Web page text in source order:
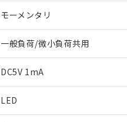
モーメンタリ
一般負荷/微小負荷共用
DC5V 1mA
LED